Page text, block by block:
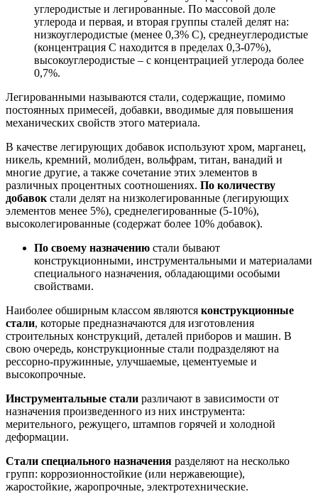
углеродистые и легированные. По массовой доле
углерода и первая, и вторая группы сталей делят на:
низкоуглеродистые (менее 0,3% С), среднеуглеродистые
(концентрация С находится в пределах 0,3-07%),
высокоуглеродистые – с концентрацией углерода более
0,7%.
Легированными называются стали, содержащие, помимо
постоянных примесей, добавки, вводимые для повышения
механических свойств этого материала.
В качестве легирующих добавок используют хром, марганец,
никель, кремний, молибден, вольфрам, титан, ванадий и
многие другие, а также сочетание этих элементов в
различных процентных соотношениях. По количеству
добавок стали делят на низколегированные (легирующих
элементов менее 5%), среднелегированные (5-10%),
высоколегированные (содержат более 10% добавок).
По своему назначению стали бывают
конструкционными, инструментальными и материалами
специального назначения, обладающими особыми
свойствами.
Наиболее обширным классом являются конструкционные
стали, которые предназначаются для изготовления
строительных конструкций, деталей приборов и машин. В
свою очередь, конструкционные стали подразделяют на
рессорно-пружинные, улучшаемые, цементуемые и
высокопрочные.
Инструментальные стали различают в зависимости от
назначения произведенного из них инструмента:
мерительного, режущего, штампов горячей и холодной
деформации.
Стали специального назначения разделяют на несколько
групп: коррозионностойкие (или нержавеющие),
жаростойкие, жаропрочные, электротехнические.